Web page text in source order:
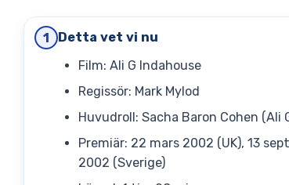
1
Detta vet vi nu
Film: Ali G Indahouse
Regissör: Mark Mylod
Huvudroll: Sacha Baron Cohen (Ali
Premiär: 22 mars 2002 (UK), 13
2002 (Sverige)